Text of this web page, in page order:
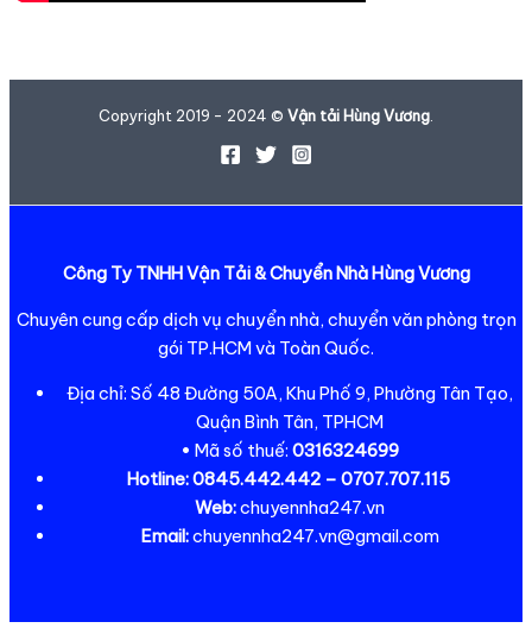
Copyright 2019 - 2024 © Vận tải Hùng Vương.
Công Ty TNHH Vận Tải & Chuyển Nhà Hùng Vương
Chuyên cung cấp dịch vụ chuyển nhà, chuyển văn phòng trọn
gói TP.HCM và Toàn Quốc.
Địa chỉ: Số 48 Đường 50A, Khu Phố 9, Phường Tân Tạo,
Quận Bình Tân, TPHCM
• Mã số thuế: 0316324699
Hotline:0845.442.442 – 0707.707.115
Web:chuyennha247.vn
Email:chuyennha247.vn@gmail.com